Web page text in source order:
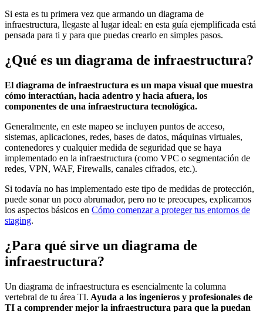
Si esta es tu primera vez que armando un diagrama de
infraestructura, llegaste al lugar ideal: en esta guía ejemplificada está
pensada para ti y para que puedas crearlo en simples pasos.
¿Qué es un diagrama de infraestructura?
El diagrama de infraestructura es un mapa visual que muestra
cómo interactúan, hacia adentro y hacia afuera, los
componentes de una infraestructura tecnológica.
Generalmente, en este mapeo se incluyen puntos de acceso,
sistemas, aplicaciones, redes, bases de datos, máquinas virtuales,
contenedores y cualquier medida de seguridad que se haya
implementado en la infraestructura (como VPC o segmentación de
redes, VPN, WAF, Firewalls, canales cifrados, etc.).
Si todavía no has implementado este tipo de medidas de protección,
puede sonar un poco abrumador, pero no te preocupes, explicamos
los aspectos básicos en Cómo comenzar a proteger tus entornos de
staging.
¿Para qué sirve un diagrama de
infraestructura?
Un diagrama de infraestructura es esencialmente la columna
vertebral de tu área TI. Ayuda a los ingenieros y profesionales de
TI a comprender mejor la infraestructura para que la puedan